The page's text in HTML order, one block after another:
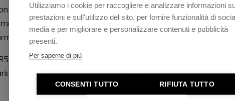
Utilizziamo i cookie per raccogliere e analizzare informazioni
prestazioni e sull'utilizzo del sito, per fornire funzionalità di
media e per migliorare e personalizzare contenuti e pubblicità
presenti.
Per saperne di più
CONSENTI TUTTO RIFIUTA TUTTO
estensione per immersioni.
l'orologio è
che per l'uso sportivo.
Questo robusto cavallo di
di 72 ore.
Specifica
Ansa